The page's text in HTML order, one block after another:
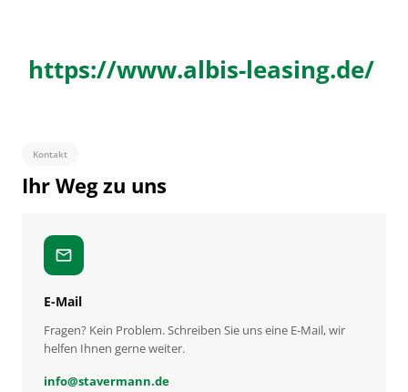
https://www.albis-leasing.de/
Kontakt
Ihr Weg zu uns
mail
E-Mail
Fragen? Kein Problem. Schreiben Sie uns eine E-Mail, wir
helfen Ihnen gerne weiter.
info@stavermann.de